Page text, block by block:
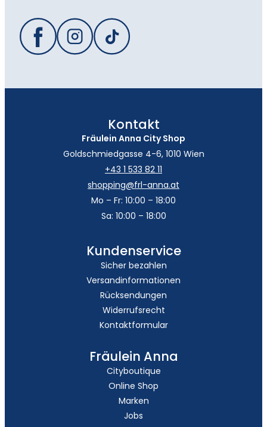
Kontakt
Fräulein Anna City Shop
Goldschmiedgasse 4-6, 1010 Wien
+43 1 533 82 11
shopping@frl-anna.at
Mo – Fr: 10:00 – 18:00
Sa: 10:00 – 18:00
Kundenservice
Sicher bezahlen
Versandinformationen
Rücksendungen
Widerrufsrecht
Kontaktformular
Fräulein Anna
Cityboutique
Online Shop
Marken
Jobs